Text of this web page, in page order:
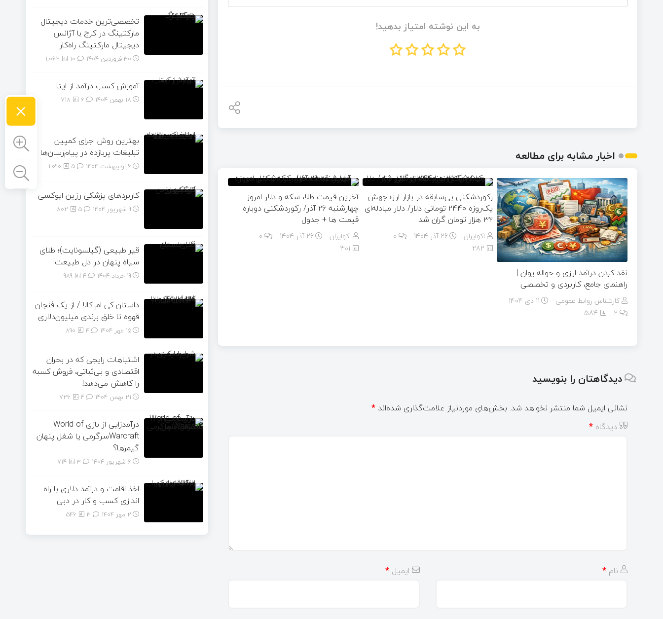
به این نوشته امتیاز بدهید!
اخبار مشابه برای مطالعه
نقد کردن درآمد ارزی و حواله یوان |
راهنمای جامع، کاربردی و تخصصی
کارشناس روابط عمومی
11 دی 1404
584
رکوردشکنی بی‌سابقه در بازار ارز؛ جهش
یک‌روزه ۲۴۴۰ تومانی دلار/ دلار مبادله‌ای
۳۲ هزار تومان گران شد
اکوایران 26 آذر 1404
۰
282
آخرین قیمت طلا، سکه و دلار امروز
چهارشنبه ۲۶ آذر/ رکوردشکنی دوباره
قیمت ها + جدول
اکوایران 26 آذر 1404
301
دیدگاهتان را بنویسید
نشانی ایمیل شما منتشر نخواهد شد. بخش‌های موردنیاز علامت‌گذاری شده‌اند *
دیدگاه *
نام * ایمیل*
تخصصی‌ترین خدمات دیجیتال
مارکتینگ در کرج با آژانس
دیجیتال مارکتینگ راه‌کار
30 فروردین 1404 1,062
آموزش کسب درآمد از ایتا
18 بهمن 1404 718
بهترین روش اجرای کمپین
تبلیغات پربازده در پیام‌رسان‌ها
6 اردیبهشت 1404 1,090
کاربردهای پزشکی رزین اپوکسی
9 شهریور 1404 802
قیر طبیعی (گیلسونایت)؛ طلای
سیاه پنهان در دل طبیعت
19 خرداد 1404 989
داستان کی ام کالا / از یک فنجان
قهوه تا خلق برندی میلیون‌دلاری
15 مهر 1404 890
اشتباهات رایجی که در بحران
اقتصادی و بی‌ثباتی، فروش کسبه
را کاهش می‌دهد!
21 بهمن 1404 726
درآمدزایی از بازی World of
Warcraftسرگرمی یا شغل پنهان
گیمرها؟
6 شهریور 1404 714
اخذ اقامت و درآمد دلاری با راه
اندازی کسب و کار در دبی
2 مهر 1404 546
×